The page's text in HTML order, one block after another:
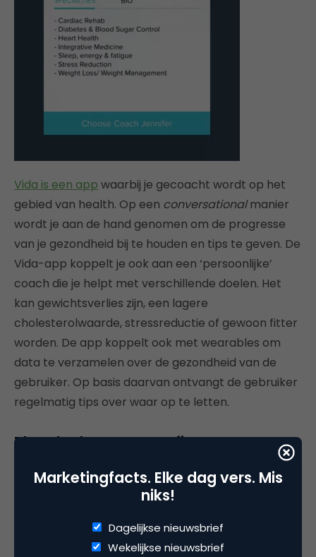
Vida is een app waarbij je gecoacht wordt op het
gebied van health. Op een conversationalmanier
wordt je aan de hand genomen om de progresse
van je gezondheid bij te houden en tips te geven. De
Vida-app koppelt je ook aan een ‘persoonlijke’
coach die je helpt met verschillende doelen. Het
kan gewichtsverlies zijn, een lagere
cholesterolwaarde, stressreductie of gewoon fitter
worden. De app koppelt ook met wearables om
data te verzamelen over de gezondheid van de
gebruiker. Op basis daarvan ontvangt de gebruiker
regelmatig tips over waar op te letten.
The Cloakroom & Outfittery
Marketingfacts. Elke dag vers. Mis
niks!
Dagelijkse nieuwsbrief
Wekelijkse nieuwsbrief